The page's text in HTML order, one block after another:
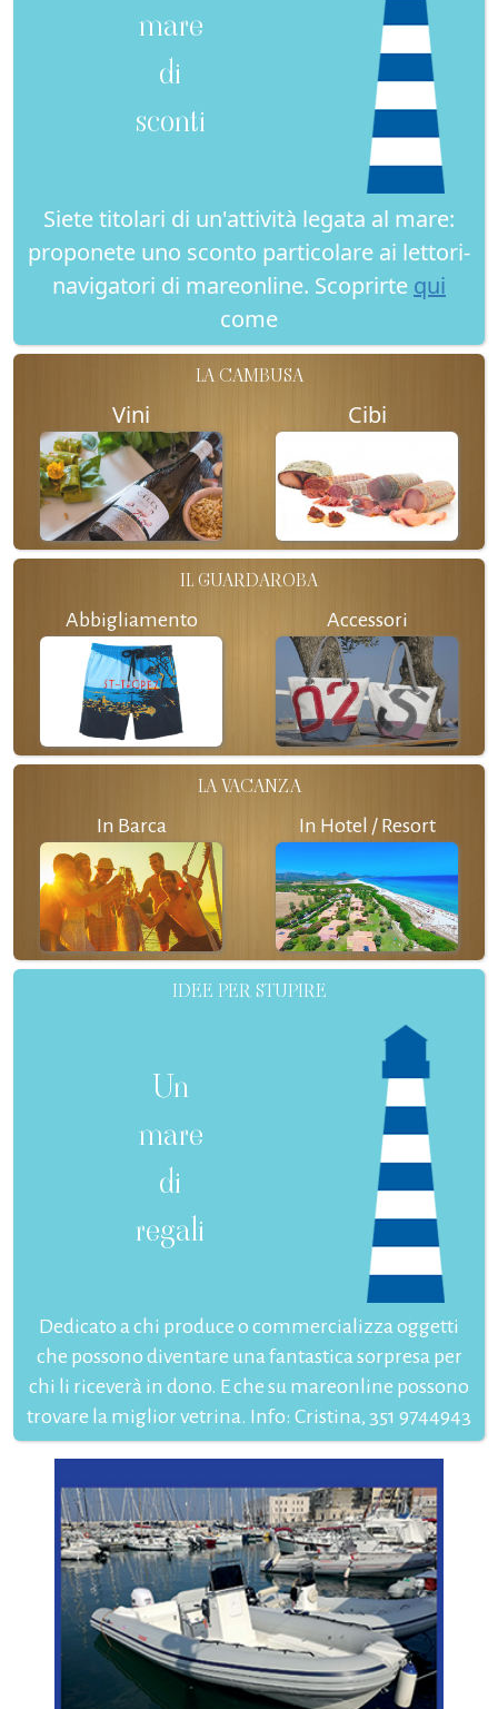
mare
di
sconti
Siete titolari di un'attività legata al mare:
proponete uno sconto particolare ai lettori-
navigatori di mareonline. Scoprirte qui
come
LA CAMBUSA
Vini Cibi
IL GUARDAROBA
Abbigliamento Accessori
LA VACANZA
In Barca In Hotel / Resort
IDEE PER STUPIRE
Un
mare
di
regali
Dedicato a chi produce o commercializza oggetti
che possono diventare una fantastica sorpresa per
chi li riceverà in dono. E che su mareonline possono
trovare la miglior vetrina. Info: Cristina, 351 9744943